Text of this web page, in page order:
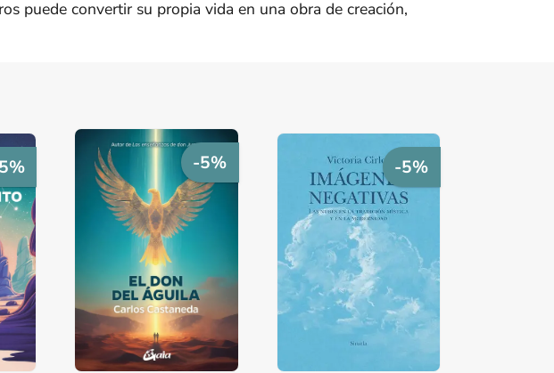
puede convertir su propia vida en una obra de creación,
-5% -5%